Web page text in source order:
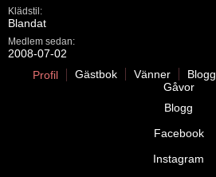
Klädstil:
Blandat
Medlem sedan:
2008-07-02
Profil
Gästbok Vänner Blogg
Gåvor
Blogg
Facebook
Instagram